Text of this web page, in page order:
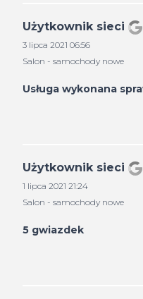
Użytkownik sieci
3 lipca 2021 06:56
Salon - samochody nowe
Usługa wykonana
Użytkownik sieci
1 lipca 2021 21:24
Salon - samochody nowe
5 gwiazdek